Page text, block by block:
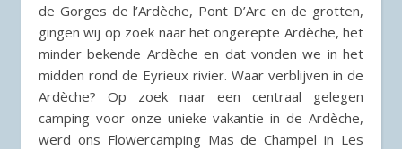
de Gorges de l’Ardèche, Pont D’Arc en de grotten,
gingen wij op zoek naar het ongerepte Ardèche, het
minder bekende Ardèche en dat vonden we in het
midden rond de Eyrieux rivier. Waar verblijven in de
Ardèche? Op zoek naar een centraal gelegen
camping voor onze unieke vakantie in de Ardèche,
werd ons Flowercamping Mas de Champel in Les